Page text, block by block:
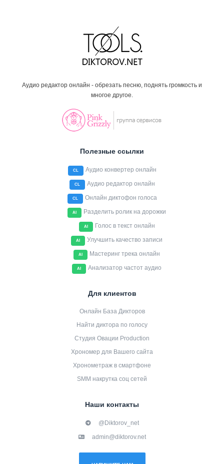
Аудио редактор онлайн - обрезать песню, поднять громкость и
многое другое.
Полезные ссылки
CL Аудио конвертер онлайн
CL Аудио редактор онлайн
CL Онлайн диктофон голоса
AI Разделить ролик на дорожки
AI Голос в текст онлайн
AI Улучшить качество записи
AI Мастеринг трека онлайн
AI Анализатор частот аудио
Для клиентов
Онлайн База Дикторов
Найти диктора по голосу
Студия Овации Production
Хрономер для Вашего сайта
Хронометраж в смартфоне
SMM накрутка соц сетей
Наши контакты
@Diktorov_net
admin@diktorov.net